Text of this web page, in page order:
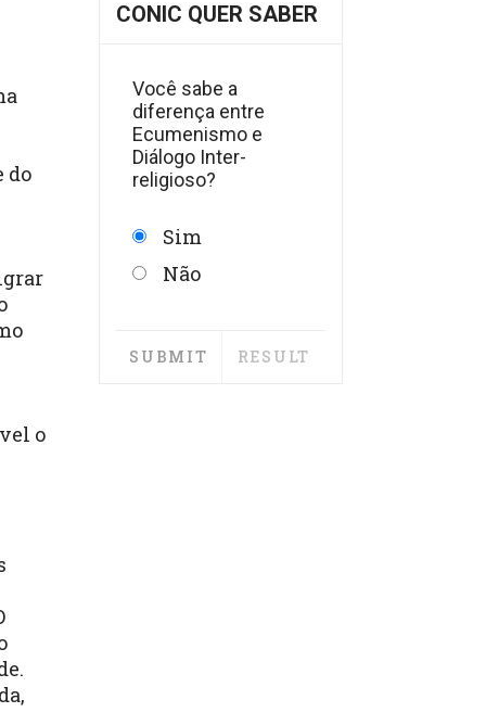
do
o
CONIC QUER SABER
Você sabe a
diferença entre
Ecumenismo e
Diálogo Inter-
religioso?
Sim
Não